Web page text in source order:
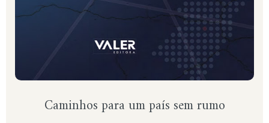
Caminhos para um país sem rumo